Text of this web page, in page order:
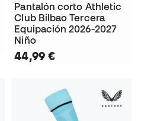
Pantalón corto Athletic
Club Bilbao Tercera
Equipación 2026-2027
Niño
44,99 €